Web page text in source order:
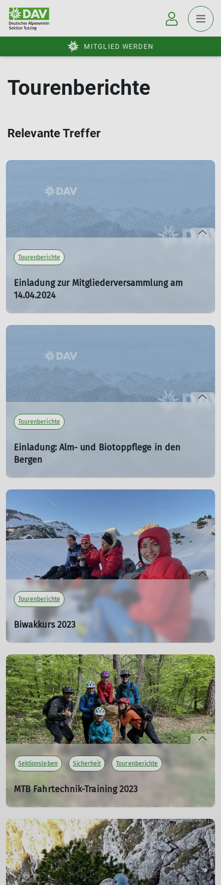
MITGLIED WERDEN
Tourenberichte
Relevante Treffer
Tourenberichte
Einladung zur Mitgliederversammlung am
14.04.2024
mehr erfahren
Tourenberichte
Einladung: Alm- und Biotoppflege in den
Bergen
TÖLZER NATUR TEAM - eine Freiwilligen Plattform
mehr erfahren
Tourenberichte
Biwakkurs 2023
mehr erfahren
Sektionsleben Sicherheit Tourenberichte
MTB Fahrtechnik-Training 2023
16.05.2023
Dass man den Muttertag auch anders feiern kann, haben
Markus, Ira, Lea und Eva beim MTB Fahrtechnik-Training
unter der Leitung von Jennifer Paulin in Tutzing am 14.
Mai 2023 bewiesen. In einem abwechslungs-reichen
Parcours rund um Tutzing lernten die Teilnehmer*innen
alles, was das Mountainbiker-Herz begehrt.